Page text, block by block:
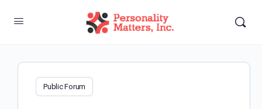
Public Forum